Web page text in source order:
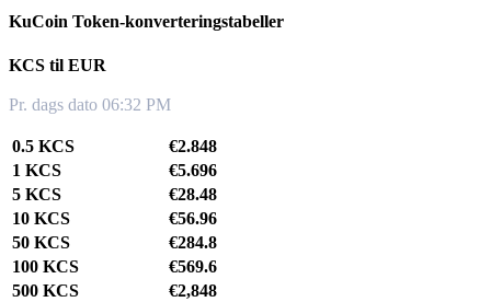
KuCoin Token-konverteringstabeller
KCS til EUR
Pr. dags dato 06:32 PM
0.5 KCS
€2.848
1 KCS
€5.696
5 KCS
€28.48
10 KCS
€56.96
50 KCS
€284.8
100 KCS
€569.6
500 KCS
€2,848